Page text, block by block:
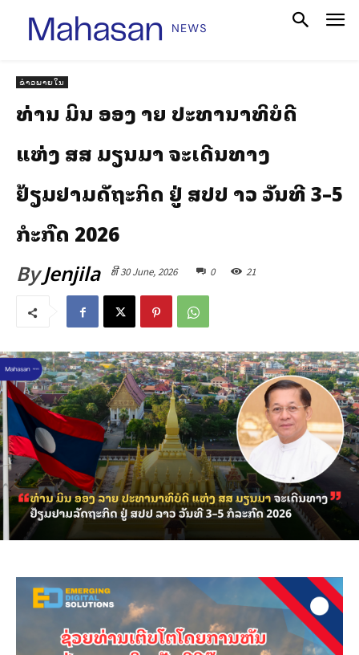
ຂ່າວພາຍໃນ
ທ່ານ ມິນ ອອງ ລາຍ ປະທານາທິບໍດີ
ແຫ່ງ ສສ ມຽນມາ ຈະເດີນທາງ
ຢ້ຽມຢາມລັດຖະກິດ ຢູ່ ສປປ ລາວ ວັນທີ 3–5
ກໍລະກົດ 2026
ByJenjila ທີ 30 June, 2026 0 21